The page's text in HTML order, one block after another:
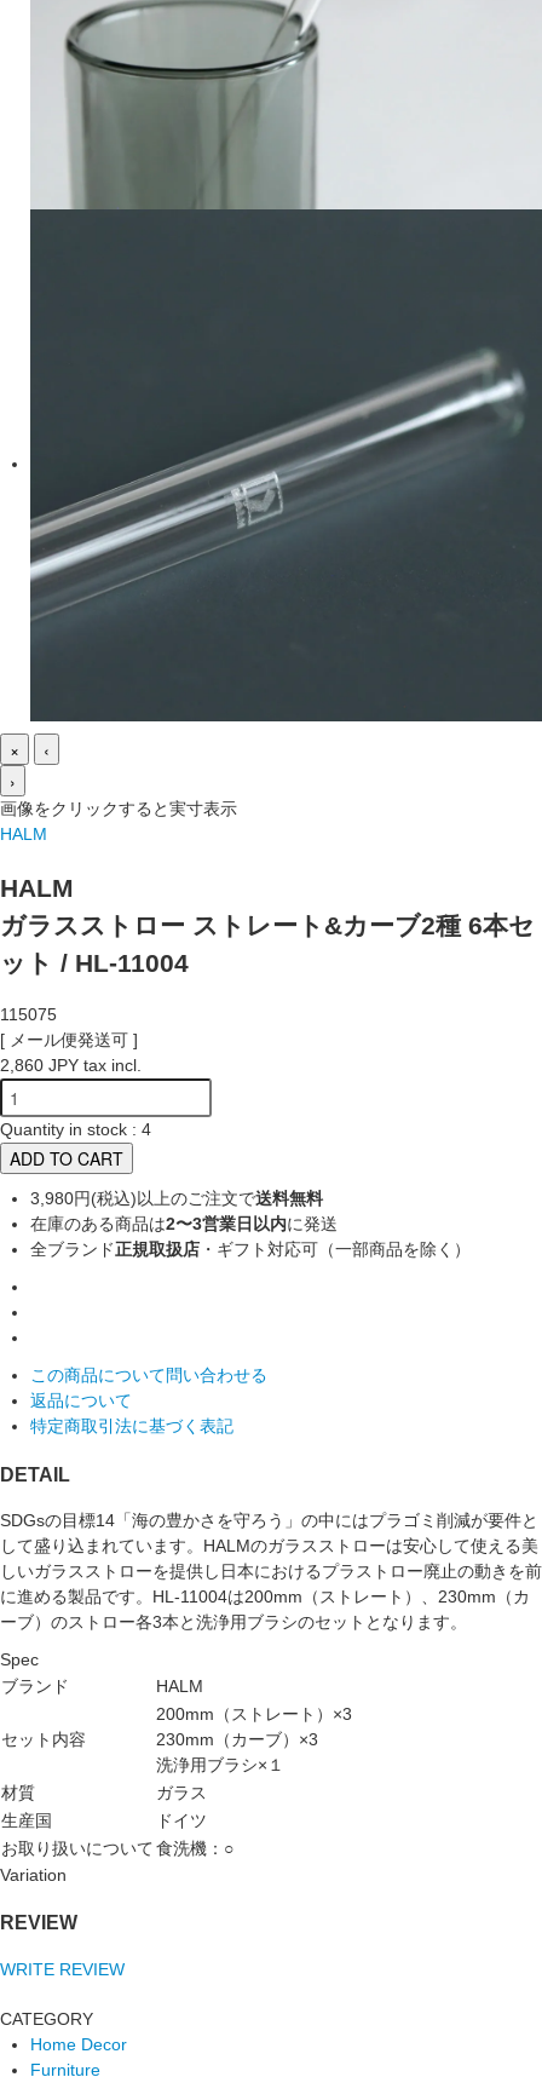
×
‹
›
画像をクリックすると実寸表示
HALM
HALM
ガラスストロー ストレート&カーブ2種 6本セ
ット / HL-11004
115075
[ メール便発送可 ]
2,860 JPY tax incl.
Quantity in stock : 4
ADD TO CART
3,980円(税込)以上のご注文で送料無料
在庫のある商品は2〜3営業日以内に発送
全ブランド正規取扱店 ・ギフト対応可（一部商品を除く）
この商品について問い合わせる
返品について
特定商取引法に基づく表記
DETAIL
SDGsの目標14「海の豊かさを守ろう」の中にはプラゴミ削減が要件と
して盛り込まれています。HALMのガラスストローは安心して使える美
しいガラスストローを提供し日本におけるプラストロー廃止の動きを前
に進める製品です。HL-11004は200mm（ストレート）、230mm（カ
ーブ）のストロー各3本と洗浄用ブラシのセットとなります。
Spec
ブランド
HALM
セット内容
200mm（ストレート）×3
230mm（カーブ）×3
洗浄用ブラシ×１
材質
ガラス
生産国
ドイツ
お取り扱いについて食洗機：○
Variation
REVIEW
WRITE REVIEW
CATEGORY
Home Decor
Furniture